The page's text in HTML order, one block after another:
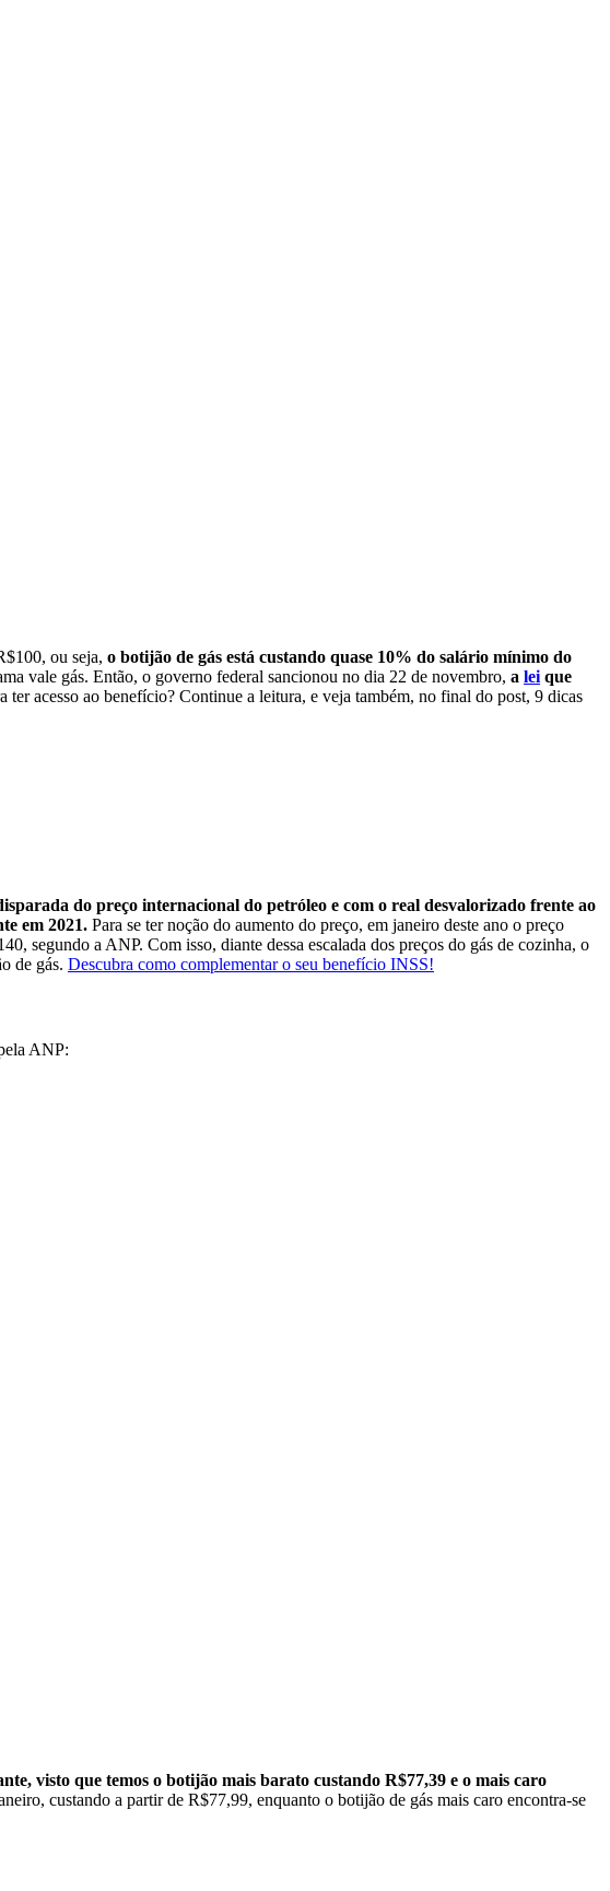
ou seja, o botijão de gás está custando quase 10% do salário mínimo do
vale gás. Então, o governo federal sancionou no dia 22 de novembro, a lei que
ter acesso ao benefício? Continue a leitura, e veja também, no final do post, 9 dicas
do preço internacional do petróleo e com o real desvalorizado frente ao
em 2021. Para se ter noção do aumento do preço, em janeiro deste ano o preço
segundo a ANP. Com isso, diante dessa escalada dos preços do gás de cozinha, o
de gás. Descubra como complementar o seu benefício INSS!
ANP:
visto que temos o botijão mais barato custando R$77,39 e o mais caro
custando a partir de R$77,99, enquanto o botijão de gás mais caro encontra-se